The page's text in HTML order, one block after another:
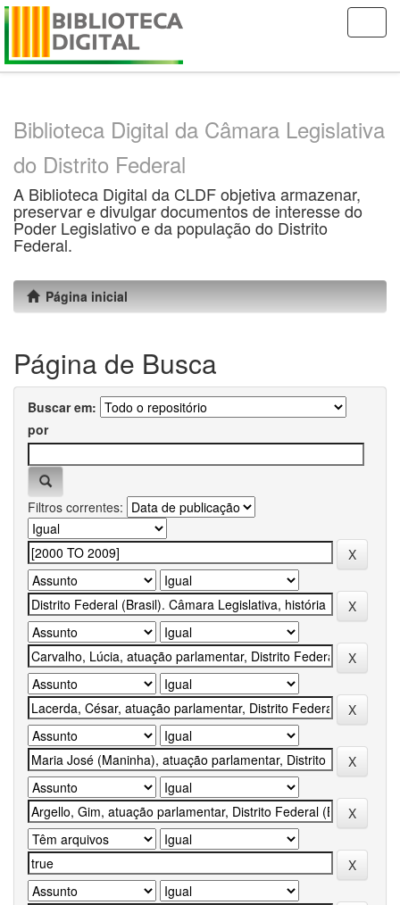
Skip
Biblioteca Digital da Câmara Legislativa
do Distrito Federal
A Biblioteca Digital da CLDF objetiva armazenar,
preservar e divulgar documentos de interesse do
Poder Legislativo e da população do Distrito
Federal.
Página inicial
Página de Busca
Buscar em:
por
Filtros correntes: